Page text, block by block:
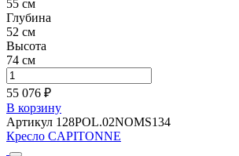
55 см
Глубина
52 см
Высота
74 см
55 076 ₽
В корзину
Артикул 128POL.02NOMS134
Кресло CAPITONNE